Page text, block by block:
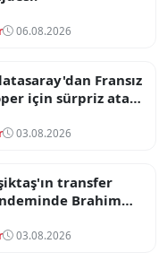
06.08.2026
Fransız
için sürpriz atak!
devrede
03.08.2026
transfer
Brahim
yıldızı için
03.08.2026